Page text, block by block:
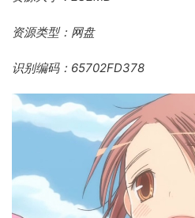
资源类型：网盘
识别编码：65702FD378